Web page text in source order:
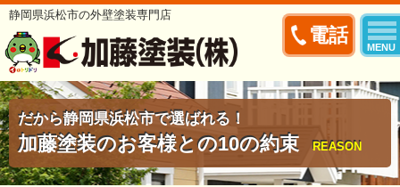
電話
MENU
静岡県浜松市の外壁塗装専門店
だから静岡県浜松市で選ばれる！
加藤塗装のお客様との10の約束 REASON